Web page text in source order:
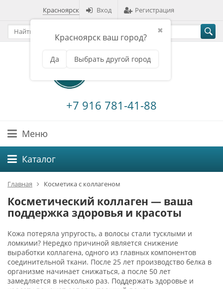
Красноярск
✖
Красноярск ваш город?
Да Выбрать другой город
Вход Регистрация
+7 916 781-41-88
Меню
Каталог
Главная Косметика с коллагеном
Косметический коллаген — ваша
поддержка здоровья и красоты
Кожа потеряла упругость, а волосы стали тусклыми и
ломкими? Нередко причиной является снижение
выработки коллагена, одного из главных компонентов
соединительной ткани. После 25 лет производство белка в
организме начинает снижаться, а после 50 лет
замедляется в несколько раз. Поддержать здоровье и